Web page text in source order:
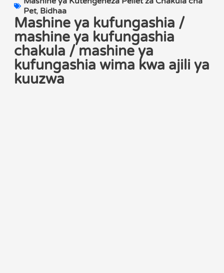
Pet, Bidhaa
Mashine ya kufungashia /
mashine ya kufungashia
chakula / mashine ya
kufungashia wima kwa ajili ya
kuuzwa